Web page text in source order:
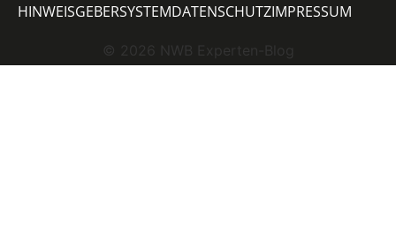
© 2026 NWB Experten-Blog
HINWEISGEBERSYSTEMDATENSCHUTZIMPRESSUM